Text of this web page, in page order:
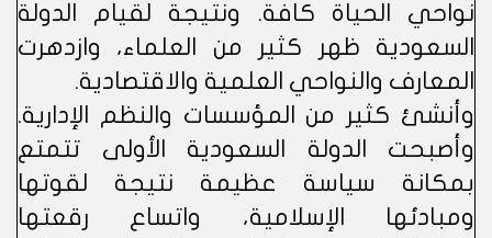
نواحي الحياة كافة. ونتيجة لقيام الدولة
السعودية ظهر كثير من العلماء، وازدهرت
المعارف والنواحي العلمية والاقتصادية.
وأنشئ كثير من المؤسسات والنظم الإدارية.
وأصبحت الدولة السعودية الأولى تتمتع
بمكانة سياسة عظيمة نتيجة لقوتها
ومبادئها الإسلامية، واتساع رقعتها